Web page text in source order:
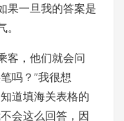
一旦我的答案是
，他们就会问
吗？”我很想
道填海关表格的
会这么回答，因